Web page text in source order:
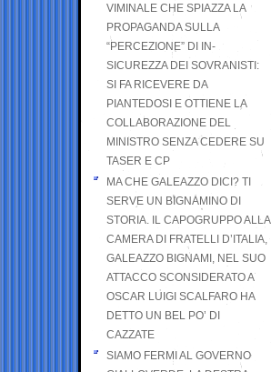
VIMINALE CHE SPIAZZA LA
PROPAGANDA SULLA
“PERCEZIONE” DI IN-
SICUREZZA DEI SOVRANISTI:
SI FA RICEVERE DA
PIANTEDOSI E OTTIENE LA
COLLABORAZIONE DEL
MINISTRO SENZA CEDERE SU
TASER E CP
MA CHE GALEAZZO DICI? TI
SERVE UN BIGNAMINO DI
STORIA. IL CAPOGRUPPO ALLA
CAMERA DI FRATELLI D’ITALIA,
GALEAZZO BIGNAMI, NEL SUO
ATTACCO SCONSIDERATO A
OSCAR LUIGI SCALFARO HA
DETTO UN BEL PO’ DI
CAZZATE
SIAMO FERMI AL GOVERNO